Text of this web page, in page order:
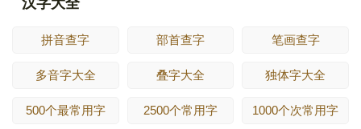
拼音查字 部首查字 笔画查字
多音字大全 叠字大全 独体字大全
500个最常用字 2500个常用字 1000个次常用字